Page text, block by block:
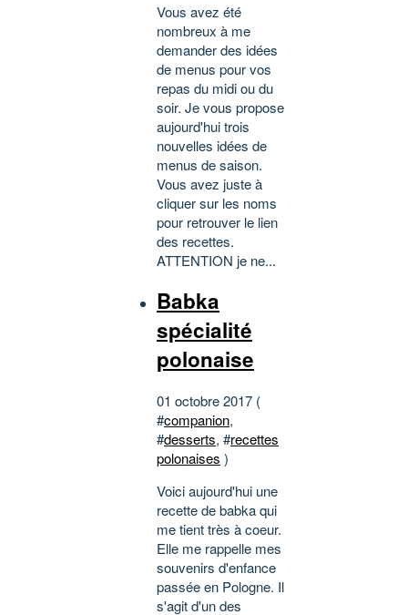
Vous avez été
nombreux à me
demander des idées
de menus pour vos
repas du midi ou du
soir. Je vous propose
aujourd'hui trois
nouvelles idées de
menus de saison.
Vous avez juste à
cliquer sur les noms
pour retrouver le lien
des recettes.
ATTENTION je ne...
Babka
spécialité
polonaise
01 octobre 2017 (
#companion,
#desserts, #recettes
polonaises )
Voici aujourd'hui une
recette de babka qui
me tient très à coeur.
Elle me rappelle mes
souvenirs d'enfance
passée en Pologne. Il
s'agit d'un des